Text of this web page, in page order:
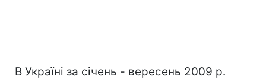
В Україні за січень - вересень 2009 р.